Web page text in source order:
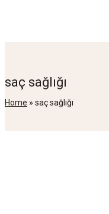
saç sağlığı
Home » saç sağlığı